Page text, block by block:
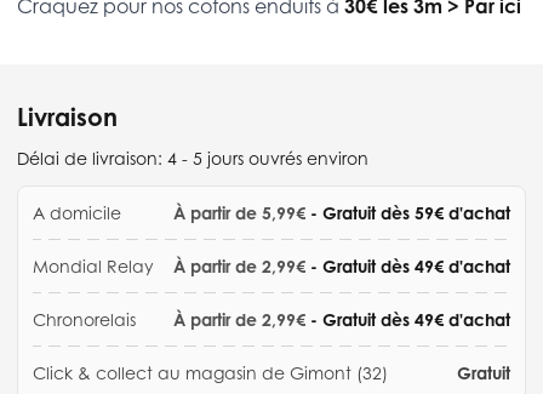
Craquez pour nos cotons enduits à 30€ les 3m > Par ici
Livraison
Délai de livraison: 4 - 5 jours ouvrés environ
A domicile À partir de 5,99€ - Gratuit dès 59€ d'achat
Mondial Relay À partir de 2,99€ - Gratuit dès 49€ d'achat
Chronorelais À partir de 2,99€ - Gratuit dès 49€ d'achat
Click & collect au magasin de Gimont (32) Gratuit